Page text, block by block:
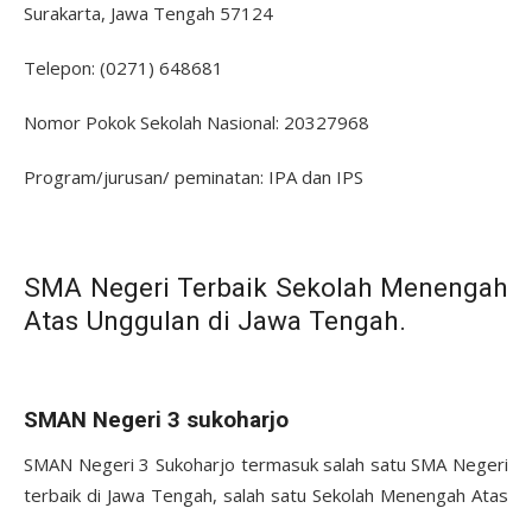
Surakarta, Jawa Tengah 57124
Telepon: (0271) 648681
Nomor Pokok Sekolah Nasional: 20327968
Program/jurusan/ peminatan: IPA dan IPS
SMA Negeri Terbaik Sekolah Menengah
Atas Unggulan di Jawa Tengah.
SMAN Negeri 3 sukoharjo
SMAN Negeri 3 Sukoharjo termasuk salah satu SMA Negeri
terbaik di Jawa Tengah, salah satu Sekolah Menengah Atas